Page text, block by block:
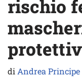
rischio
diAndrea Principe